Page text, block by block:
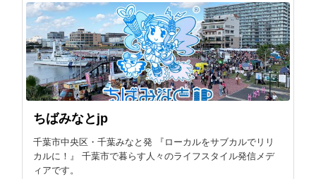
ちばみなとjp
千葉市中央区・千葉みなと発 『ローカルをサブカルでリリ
カルに！』 千葉市で暮らす人々のライフスタイル発信メデ
ィアです。